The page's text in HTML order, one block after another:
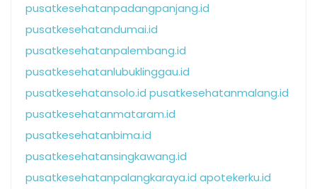
pusatkesehatanpadangpanjang.id
pusatkesehatandumai.id
pusatkesehatanpalembang.id
pusatkesehatanlubuklinggau.id
pusatkesehatansolo.id pusatkesehatanmalang.id
pusatkesehatanmataram.id
pusatkesehatanbima.id
pusatkesehatansingkawang.id
pusatkesehatanpalangkaraya.id apotekerku.id